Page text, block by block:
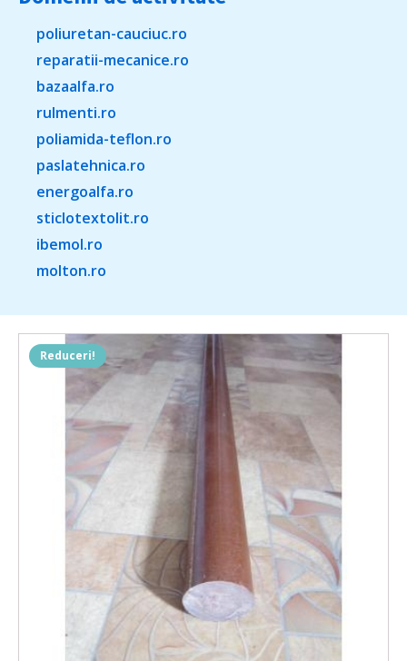
poliuretan-cauciuc.ro
reparatii-mecanice.ro
bazaalfa.ro
rulmenti.ro
poliamida-teflon.ro
paslatehnica.ro
energoalfa.ro
sticlotextolit.ro
ibemol.ro
molton.ro
Reduceri!